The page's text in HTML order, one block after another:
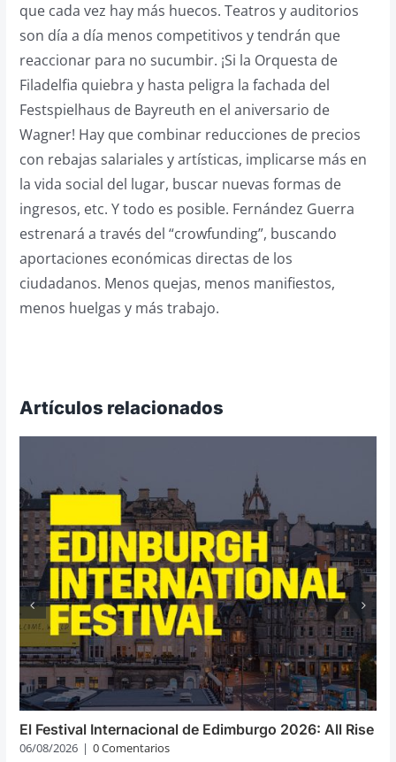
que cada vez hay más huecos. Teatros y auditorios
son día a día menos competitivos y tendrán que
reaccionar para no sucumbir. ¡Si la Orquesta de
Filadelfia quiebra y hasta peligra la fachada del
Festspielhaus de Bayreuth en el aniversario de
Wagner! Hay que combinar reducciones de precios
con rebajas salariales y artísticas, implicarse más en
la vida social del lugar, buscar nuevas formas de
ingresos, etc. Y todo es posible. Fernández Guerra
estrenará a través del “crowfunding”, buscando
aportaciones económicas directas de los
ciudadanos. Menos quejas, menos manifiestos,
menos huelgas y más trabajo.
Artículos relacionados
El Festival Internacional de Edimburgo 2026: All Rise
06/08/2026 | 0 Comentarios